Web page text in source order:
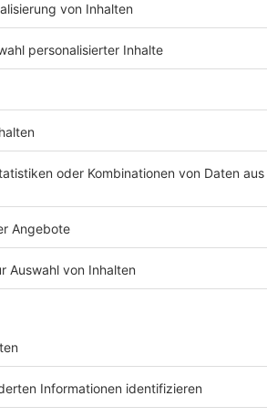
regeln sind ferner arbeitsrechtliche
Mittel. Dies alles verlangt Planung und
Vereinbarungen mit den Mitarbeitenden.
Abläufe vereinfachen – und manchmal
Bspw. können Gespräche über Teams
in den meisten Fällen eine
sein, und im Arbeitsbereich fragt sich,
Transkription ist zwar keine Einwilligung
«verhältnismässig» sein – das
Transkription sinnvoll ist. Auch dies
Überwachungsmöglichkeiten, die